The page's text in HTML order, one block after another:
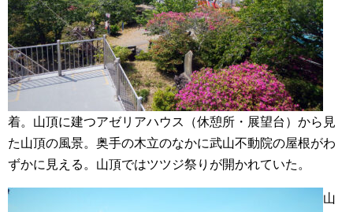
着。山頂に建つアゼリアハウス（休憩所・展望台）から見
た山頂の風景。奥手の木立のなかに武山不動院の屋根がわ
ずかに見える。山頂ではツツジ祭りが開かれていた。
山